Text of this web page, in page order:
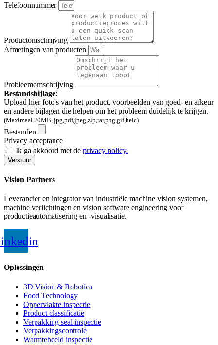
Telefoonnummer
Productomschrijving
Afmetingen van producten
Probleemomschrijving
Bestandsbijlage:
Upload hier foto's van het product, voorbeelden van goed- en afkeur
en andere bijlagen die helpen om het probleem duidelijk te krijgen.
(Maximaal 20MB, jpg,pdf,jpeg,zip,rar,png,gif,heic)
Bestanden
Privacy acceptance
Ik ga akkoord met de privacy policy.
Verstuur
Vision Partners
Leverancier en integrator van industriële machine vision systemen,
machine verlichtingen en vision software engineering voor
productieautomatisering en -visualisatie.
Oplossingen
3D Vision & Robotica
Food Technology
Oppervlakte inspectie
Product classificatie
Verpakking seal inspectie
Verpakkingscontrole
Warmtebeeld inspectie